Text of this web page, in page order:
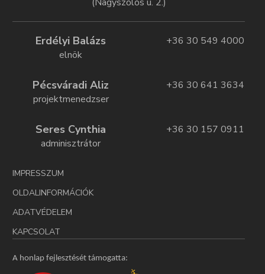
Erdélyi Balázs
elnök
+36 30 549 4000
Pécsváradi Aliz
projektmenedzser
+36 30 641 3634
Seres Cynthia
adminisztrátor
+36 30 157 0911
IMPRESSZUM
OLDALINFORMÁCIÓK
ADATVÉDELEM
KAPCSOLAT
A honlap fejlesztését támogatta: